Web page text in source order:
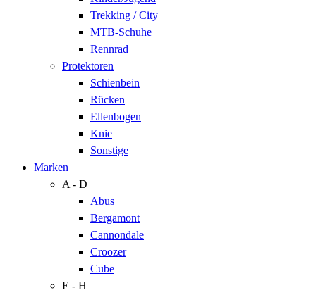
Trekking / City
MTB-Schuhe
Rennrad
Protektoren
Schienbein
Rücken
Ellenbogen
Knie
Sonstige
Marken
A - D
Abus
Bergamont
Cannondale
Croozer
Cube
E - H